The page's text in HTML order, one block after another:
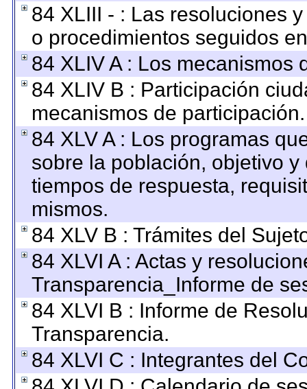
84 XLIII - : Las resoluciones
o procedimientos seguidos
84 XLIV A : Los mecanismos
84 XLIV B : Participación
mecanismos de participación.
84 XLV A : Los programas
sobre la población, objetivo
tiempos de respuesta,
mismos.
84 XLV B : Trámites del
84 XLVI A : Actas y
Transparencia_Informe de
84 XLVI B : Informe de
Transparencia.
84 XLVI C : Integrantes del